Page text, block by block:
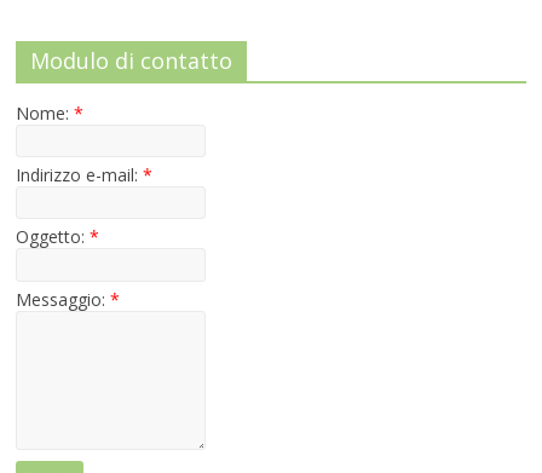
Modulo di contatto
Nome:*
Indirizzo e-mail:*
Oggetto:*
Messaggio:*